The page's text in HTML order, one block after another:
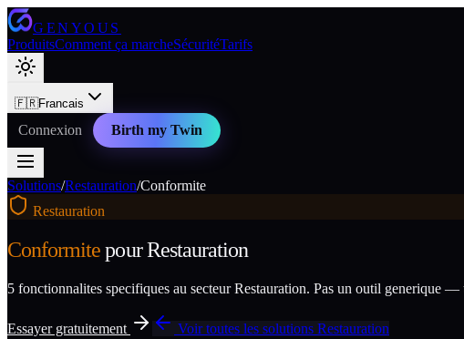
GENYOUS
ProduitsComment ça marcheSécuritéTarifs
🇫🇷Francais
Connexion Birth my Twin
Solutions/Restauration/Conformite
Restauration
ConformitepourRestauration
5 fonctionnalites specifiques au secteurRestauration. Pas un outil generique —
Essayer gratuitement Voir toutes les solutions Restauration